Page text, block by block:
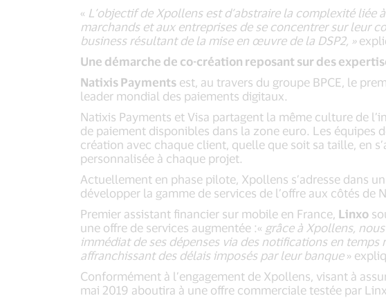
« L’objectif de Xpollens est d’abstraire la complexité liée
marchands et aux entreprises de se concentrer sur leur
business résultant de la mise en œuvre de la DSP2, »
Une démarche de co-création reposant sur des
Natixis Paymentsest, au travers du groupe BPCE, le
leader mondial des paiements digitaux.
Natixis Payments et Visa partagent la même culture de
de paiement disponibles dans la zone euro. Les équipes
création avec chaque client, quelle que soit sa taille, en
personnalisée à chaque projet.
Actuellement en phase pilote, Xpollens s’adresse dans
développer la gamme de services de l’offre aux côtés de
Premier assistant financier sur mobile en France, Linxo
une offre de services augmentée :« grâce à Xpollens,
immédiat de ses dépenses via des notifications en
affranchissant des délais imposés par leur banque»
Conformément à l’engagement de Xpollens, visant à
mai 2019 aboutira à une offre commerciale testée par